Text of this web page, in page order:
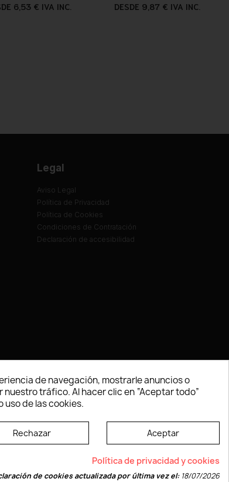
6,53 € IVA INC. DESDE 9,87 € IVA INC.
Legal
Aviso Legal
Política de Privacidad
Política de Cookies
Condiciones de Contratación
Declaración de accesibilidad
dictadas por la W3C
de navegación, mostrarle anuncios o
tráfico. Al hacer clic en “Aceptar todo”
de las cookies.
Rechazar Aceptar
Política de privacidad y cookies
de cookies actualizada por última vez el:18/07/2026